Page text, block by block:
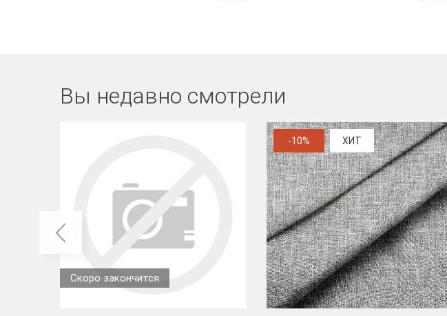
Вы недавно смотрели
Скоро закончится
-10% ХИТ